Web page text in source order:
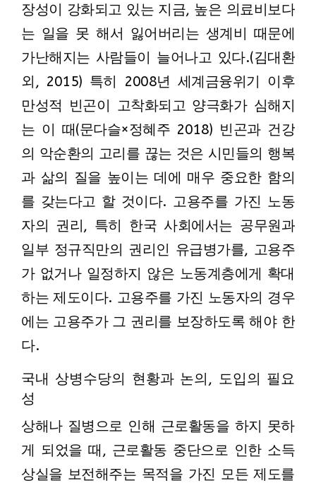
장성이 강화되고 있는 지금, 높은 의료비보다
는 일을 못 해서 잃어버리는 생계비 때문에
가난해지는 사람들이 늘어나고 있다.(김대환
외, 2015) 특히 2008년 세계금융위기 이후
만성적 빈곤이 고착화되고 양극화가 심해지
는 이 때(문다슬×정혜주 2018) 빈곤과 건강
의 악순환의 고리를 끊는 것은 시민들의 행복
과 삶의 질을 높이는 데에 매우 중요한 함의
를 갖는다고 할 것이다. 고용주를 가진 노동
자의 권리, 특히 한국 사회에서는 공무원과
일부 정규직만의 권리인 유급병가를, 고용주
가 없거나 일정하지 않은 노동계층에게 확대
하는 제도이다. 고용주를 가진 노동자의 경우
에는 고용주가 그 권리를 보장하도록 해야 한
다.
국내 상병수당의 현황과 논의, 도입의 필요
성
상해나 질병으로 인해 근로활동을 하지 못하
게 되었을 때, 근로활동 중단으로 인한 소득
상실을 보전해주는 목적을 가진 모든 제도를